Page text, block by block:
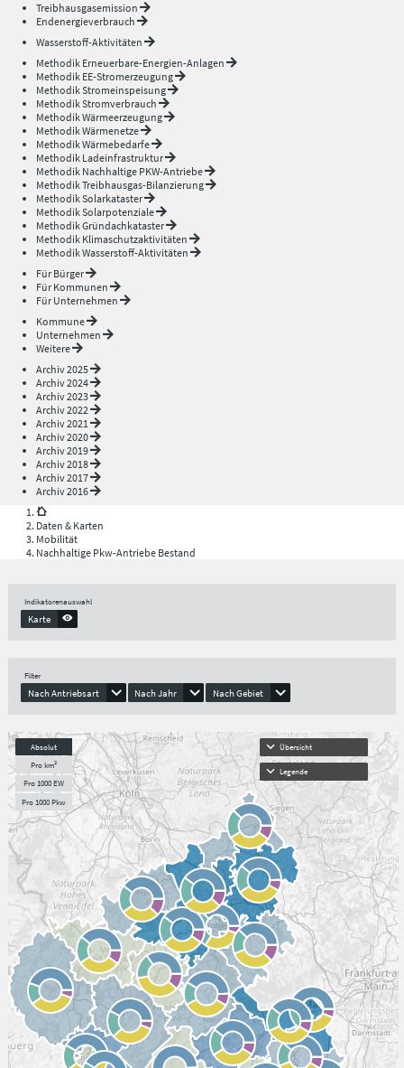
Treibhausgasemission
Endenergieverbrauch
Wasserstoff-Aktivitäten
Methodik Erneuerbare-Energien-Anlagen
Methodik EE-Stromerzeugung
Methodik Stromeinspeisung
Methodik Stromverbrauch
Methodik Wärmeerzeugung
Methodik Wärmenetze
Methodik Wärmebedarfe
Methodik Ladeinfrastruktur
Methodik Nachhaltige PKW-Antriebe
Methodik Treibhausgas-Bilanzierung
Methodik Solarkataster
Methodik Solarpotenziale
Methodik Gründachkataster
Methodik Klimaschutzaktivitäten
Methodik Wasserstoff-Aktivitäten
Für Bürger
Für Kommunen
Für Unternehmen
Kommune
Unternehmen
Weitere
Archiv 2025
Archiv 2024
Archiv 2023
Archiv 2022
Archiv 2021
Archiv 2020
Archiv 2019
Archiv 2018
Archiv 2017
Archiv 2016
Daten & Karten
Mobilität
Nachhaltige Pkw-Antriebe Bestand
Indikatorenauswahl
Karte
Filter
Nach Antriebsart Nach Jahr Nach Gebiet
Absolut
Pro km²
Pro 1000 EW
Pro 1000 Pkw
Übersicht
Legende